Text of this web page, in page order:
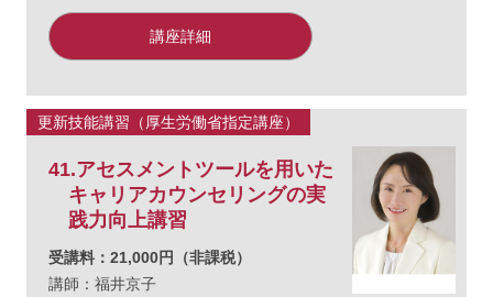
講座詳細
更新技能講習（厚生労働省指定講座）
41.アセスメントツールを用いた
キャリアカウンセリングの実
践力向上講習
受講料：21,000円（非課税）
講師：福井京子